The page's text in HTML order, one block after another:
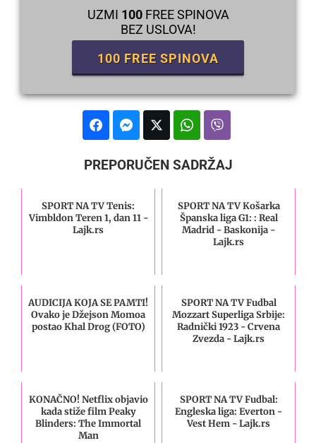
UZMI 100FREE SPINOVA
BEZ USLOVA!
100 FREE SPINOVA
PREPORUČEN SADRŽAJ
SPORT NA TV Tenis:
Vimbldon Teren 1, dan 11 -
Lajk.rs
SPORT NA TV Košarka
Španska liga G1: : Real
Madrid - Baskonija -
Lajk.rs
AUDICIJA KOJA SE PAMTI!
Ovako je Džejson Momoa
postao Khal Drog (FOTO)
SPORT NA TV Fudbal
Mozzart Superliga Srbije:
Radnički 1923 - Crvena
Zvezda - Lajk.rs
KONAČNO! Netflix objavio
kada stiže film Peaky
Blinders: The Immortal
Man
SPORT NA TV Fudbal:
Engleska liga: Everton -
Vest Hem - Lajk.rs